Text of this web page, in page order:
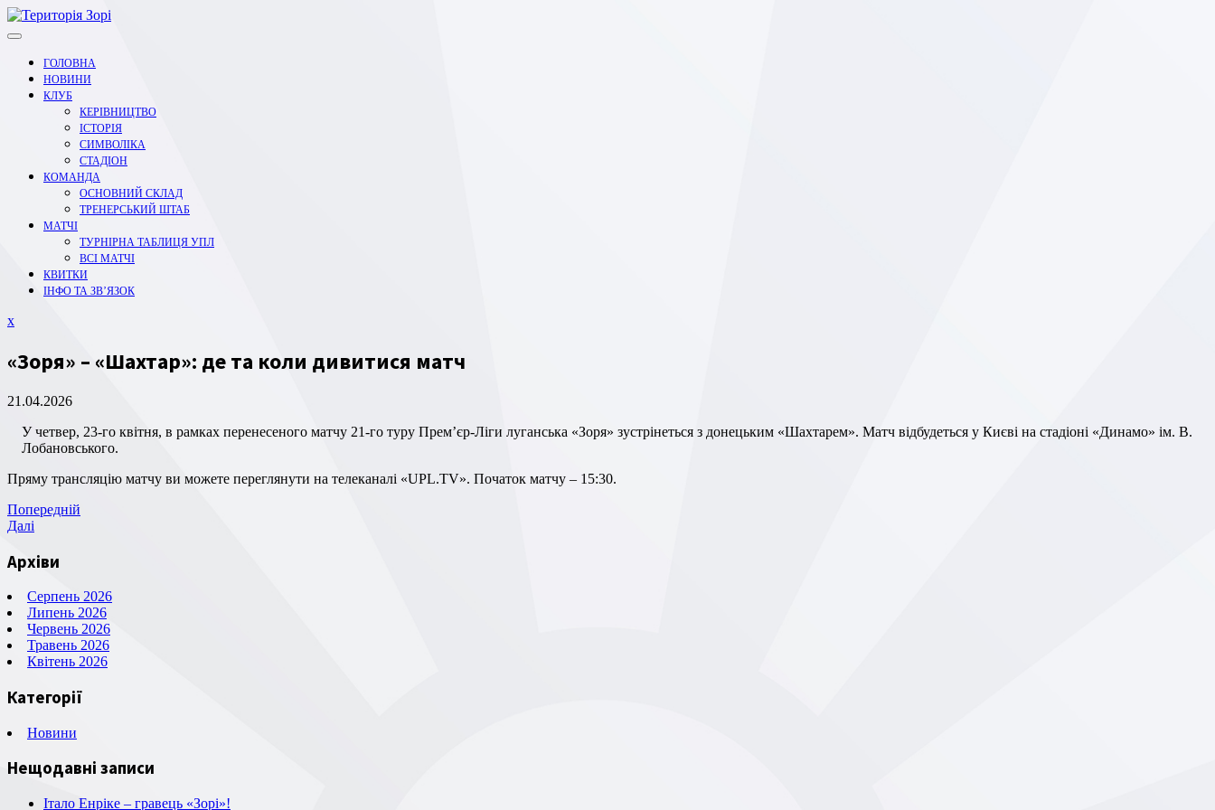
Перейти
до
ГОЛОВНА
НОВИНИ
КЛУБ
КЕРІВНИЦТВО
ІСТОРІЯ
СИМВОЛІКА
СТАДІОН
КОМАНДА
ОСНОВНИЙ СКЛАД
ТРЕНЕРСЬКИЙ ШТАБ
МАТЧІ
ТУРНІРНА ТАБЛИЦЯ УПЛ
ВСІ МАТЧІ
КВИТКИ
ІНФО ТА ЗВ’ЯЗОК
xЗакрити
«Зоря» – «Шахтар»: де та коли дивитися матч
21.04.2026
У четвер, 23-го квітня, в рамках перенесеного матчу 21-го туру Прем’єр-Ліги луганська «Зоря» зустрінеться з донецьким «Шахтарем». Матч відбудеться у Києві на стадіоні «Динамо» ім. В.
Лобановського.
Пряму трансляцію матчу ви можете переглянути на телеканалі «UPL.TV». Початок матчу – 15:30.
Навігація
записів
Попередній
запис
Попередній
Наступний
Далі
Архіви
Серпень 2026
Липень 2026
Червень 2026
Травень 2026
Квітень 2026
Категорії
Новини
Нещодавні записи
Італо Енріке – гравець «Зорі»!